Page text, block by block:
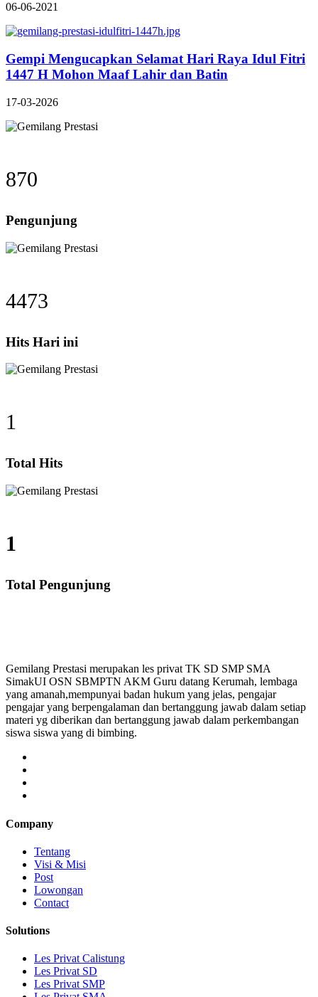
06-06-2021
Gempi Mengucapkan Selamat Hari Raya Idul Fitri
1447 H Mohon Maaf Lahir dan Batin
17-03-2026
870
Pengunjung
4473
Hits Hari ini
1
Total Hits
1
Total Pengunjung
Gemilang Prestasi merupakan les privat TK SD SMP SMA
SimakUI OSN SBMPTN AKM Guru datang Kerumah, lembaga
yang amanah,mempunyai badan hukum yang jelas, pengajar
pengajar yang berpengalaman dan bertanggung jawab dalam setiap
materi yg diberikan dan bertanggung jawab dalam perkembangan
siswa siswa yang di bimbing.
Company
Tentang
Visi & Misi
Post
Lowongan
Contact
Solutions
Les Privat Calistung
Les Privat SD
Les Privat SMP